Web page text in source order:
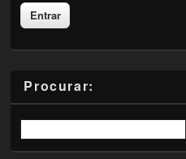
Procurar: